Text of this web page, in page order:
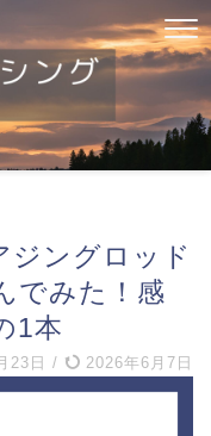
ジングロッド
でみた！感
1本
23日 / 2026年6月7日